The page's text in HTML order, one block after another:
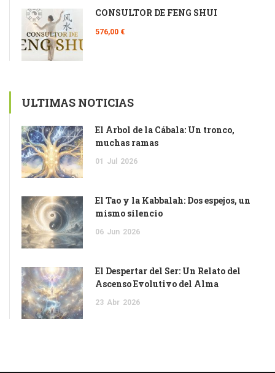
CONSULTOR DE FENG SHUI
576,00 €
ULTIMAS NOTICIAS
El Árbol de la Cábala: Un tronco,
muchas ramas
01 Jul 2026
El Tao y la Kabbalah: Dos espejos, un
mismo silencio
06 Jun 2026
El Despertar del Ser: Un Relato del
Ascenso Evolutivo del Alma
23 Abr 2026